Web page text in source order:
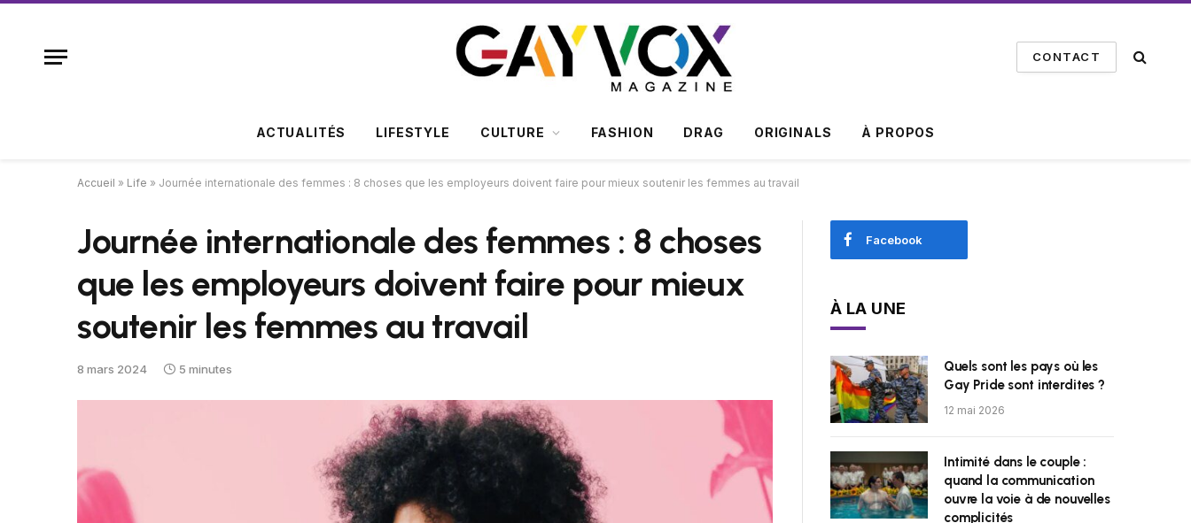
CONTACT
ACTUALITÉS LIFESTYLE CULTURE FASHION DRAG ORIGINALS À PROPOS
Accueil » Life » Journée internationale des femmes : 8 choses que les employeurs doivent faire pour mieux soutenir les femmes au travail
Journée internationale des femmes : 8 choses
que les employeurs doivent faire pour mieux
soutenir les femmes au travail
8 mars 2024 5 minutes
Facebook
À LA UNE
Quels sont les pays où les
Gay Pride sont interdites ?
12 mai 2026
Intimité dans le couple :
quand la communication
ouvre la voie à de nouvelles
complicités